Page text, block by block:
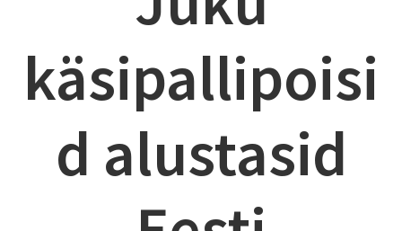
käsipallipoisi
d alustasid